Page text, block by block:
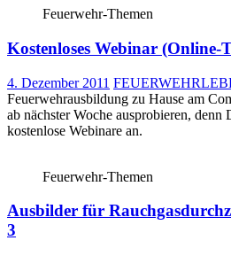
Feuerwehr-Themen
Kostenloses Webinar
4. Dezember 2011
Feuerwehrausbildung zu Hause am
ab nächster Woche ausprobieren, denn
kostenlose Webinare an.
Feuerwehr-Themen
Ausbilder für
3